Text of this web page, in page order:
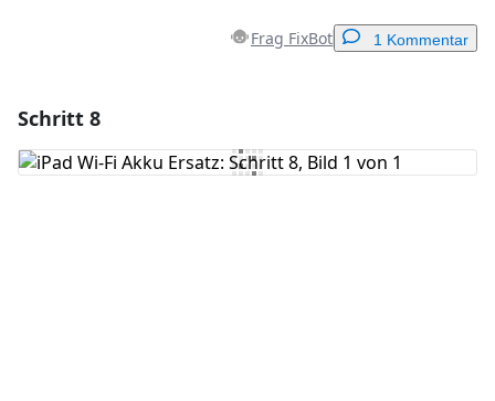
Frag FixBot 1 Kommentar
Kommentar hinzufügen
Schritt 8